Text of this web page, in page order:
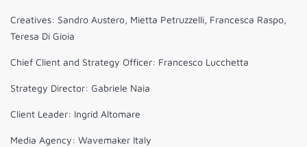
Creatives: Sandro Austero, Mietta Petruzzelli, Francesca Raspo,
Teresa Di Gioia
Chief Client and Strategy Officer: Francesco Lucchetta
Strategy Director: Gabriele Naia
Client Leader: Ingrid Altomare
Media Agency: Wavemaker Italy